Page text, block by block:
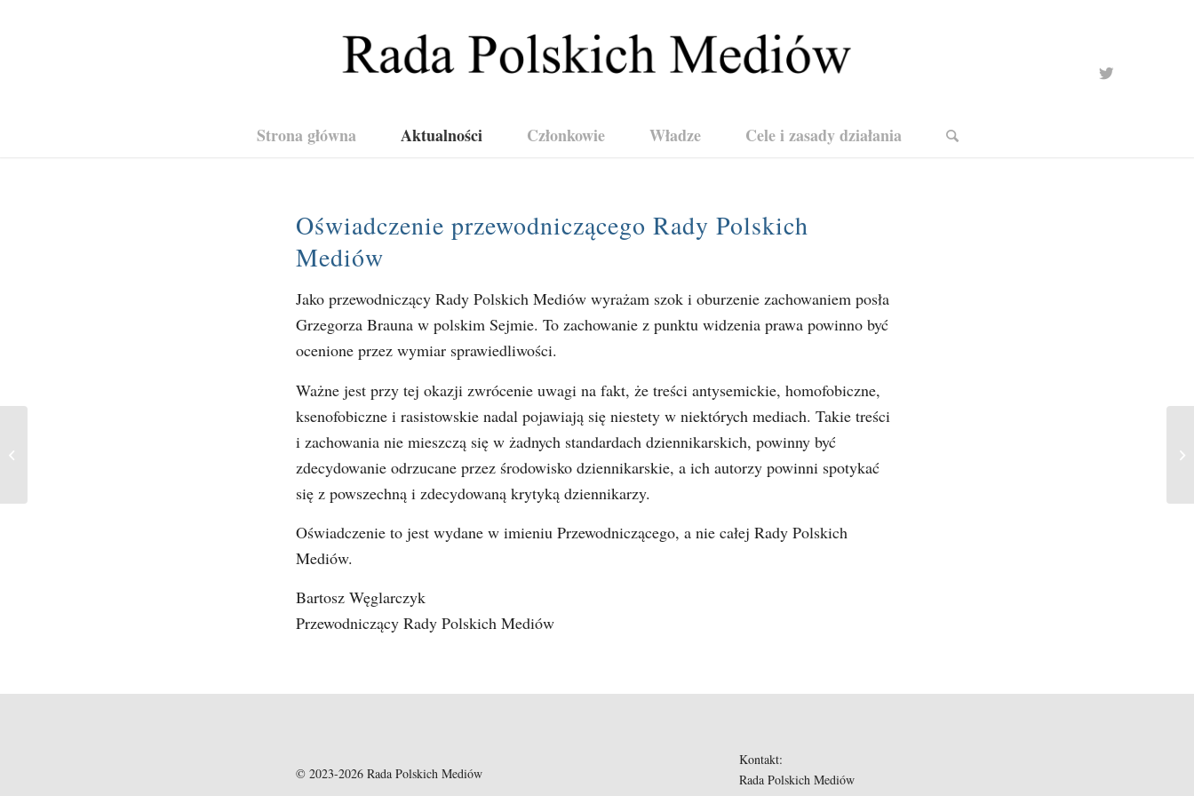
Strona główna Aktualności Członkowie Władze Cele i zasady działania
Oświadczenie przewodniczącego Rady Polskich
Mediów
Jako przewodniczący Rady Polskich Mediów wyrażam szok i oburzenie zachowaniem posła
Grzegorza Brauna w polskim Sejmie. To zachowanie z punktu widzenia prawa powinno być
ocenione przez wymiar sprawiedliwości.
Ważne jest przy tej okazji zwrócenie uwagi na fakt, że treści antysemickie, homofobiczne,
ksenofobiczne i rasistowskie nadal pojawiają się niestety w niektórych mediach. Takie treści
i zachowania nie mieszczą się w żadnych standardach dziennikarskich, powinny być
zdecydowanie odrzucane przez środowisko dziennikarskie, a ich autorzy powinni spotykać
się z powszechną i zdecydowaną krytyką dziennikarzy.
Oświadczenie to jest wydane w imieniu Przewodniczącego, a nie całej Rady Polskich
Mediów.
Bartosz Węglarczyk
Przewodniczący Rady Polskich Mediów
© 2023-2026 Rada Polskich Mediów
Kontakt:
Rada Polskich Mediów